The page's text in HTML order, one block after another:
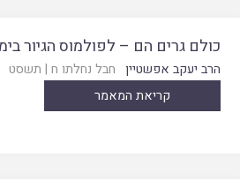
כולם גרים הם – לפולמוס הגיור
הרב יעקב אפשטיין חבל נחלתו ח | תשסט
קריאת המאמר